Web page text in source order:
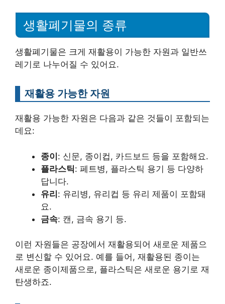
생활폐기물의 종류
생활폐기물은 크게 재활용이 가능한 자원과 일반쓰
레기로 나누어질 수 있어요.
재활용 가능한 자원
재활용 가능한 자원은 다음과 같은 것들이 포함되는
데요:
종이: 신문, 종이컵, 카드보드 등을 포함해요.
플라스틱: 페트병, 플라스틱 용기 등 다양하
답니다.
유리: 유리병, 유리컵 등 유리 제품이 포함돼
요.
금속: 캔, 금속 용기 등.
이런 자원들은 공장에서 재활용되어 새로운 제품으
로 변신할 수 있어요. 예를 들어, 재활용된 종이는
새로운 종이제품으로, 플라스틱은 새로운 용기로 재
탄생하죠.